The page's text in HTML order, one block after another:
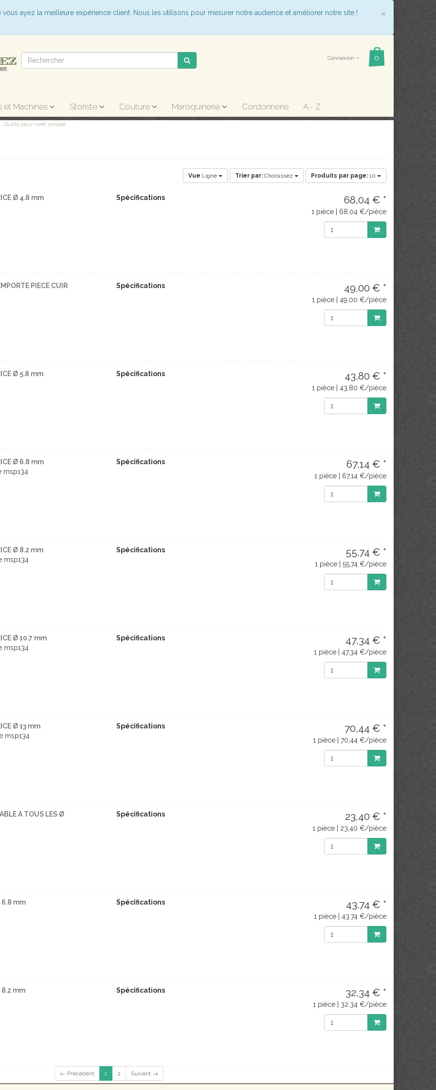
×
ayez la meilleure expérience client. Nous les utilisons pour mesurer notre audience et améliorer notre site !
Connexion
et Machines Storiste Couture Maroquinerie Cordonnerie A - Z
Outils pour rivet simple
Vue Ligne Trier par: Choisissez Produits par page: 10
Ø 4.8 mm Spécifications 68,04 € *
1 pièce | 68,04 €/pièce
PIECE CUIR Spécifications 49,00 € *
1 pièce | 49,00 €/pièce
Ø 5.8 mm Spécifications 43,80 € *
1 pièce | 43,80 €/pièce
Ø 6.8 mm
msp134
Spécifications 67,14 € *
1 pièce | 67,14 €/pièce
Ø 8.2 mm
msp134
Spécifications 55,74 € *
1 pièce | 55,74 €/pièce
Ø 10.7 mm
msp134
Spécifications 47,34 € *
1 pièce | 47,34 €/pièce
Ø 13 mm
msp134
Spécifications 70,44 € *
1 pièce | 70,44 €/pièce
A TOUS LES Ø Spécifications 23,40 € *
1 pièce | 23,40 €/pièce
6.8 mm Spécifications 43,74 € *
1 pièce | 43,74 €/pièce
8.2 mm Spécifications 32,34 € *
1 pièce | 32,34 €/pièce
← Précédent 1 2 Suivant →